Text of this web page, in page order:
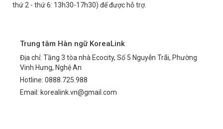
thứ 2 - thứ 6: 13h30-17h30) để được hỗ trợ.
Trung tâm Hàn ngữ KoreaLink
Địa chỉ: Tầng 3 tòa nhà Ecocity, Số 5 Nguyễn Trãi, Phường
Vinh Hưng, Nghệ An
Hotline: 0888.725.988
Email: korealink.vn@gmail.com